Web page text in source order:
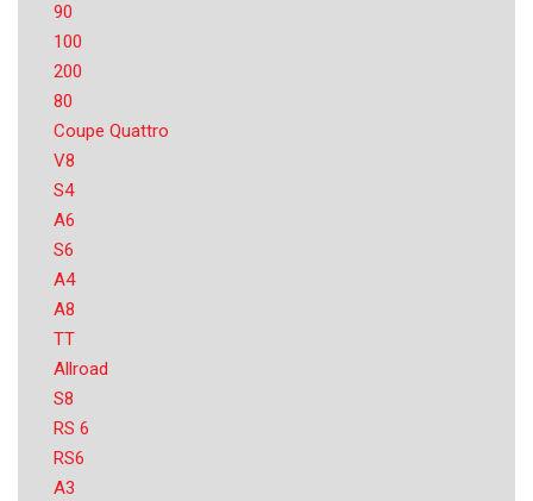
90
100
200
80
Coupe Quattro
V8
S4
A6
S6
A4
A8
TT
Allroad
S8
RS 6
RS6
A3